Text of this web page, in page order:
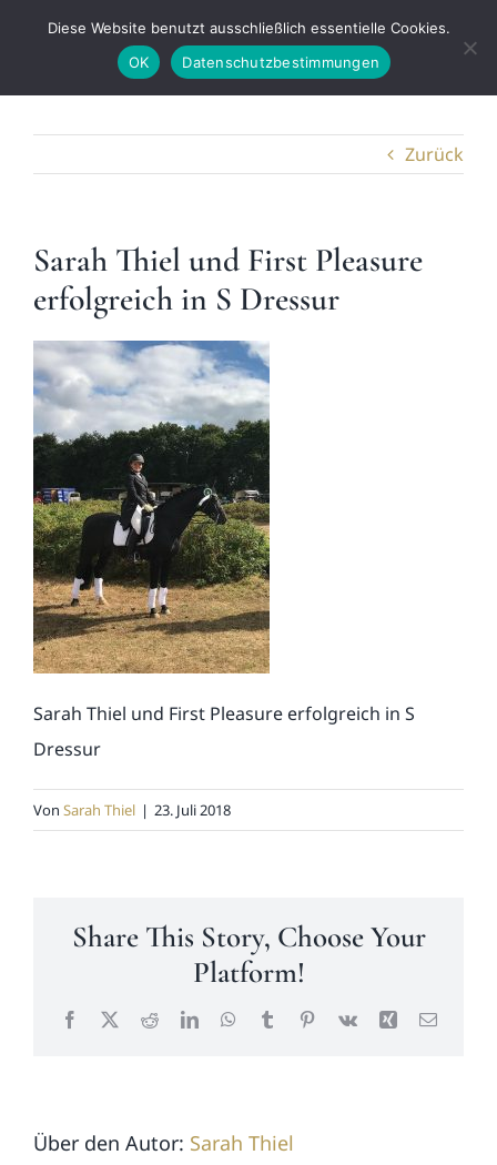
Hengstvorbereitung
Schau & SLP
Vermarktung
Aufzucht
News
Kontakt
Zurück
Sarah Thiel und First Pleasure
erfolgreich in S Dressur
Sarah Thiel und First Pleasure erfolgreich in S
Dressur
Von Sarah Thiel | 23. Juli 2018
Share This Story, Choose Your
Platform!
Facebook
X RedditLinkedInWhatsApp
TumblrPinterest
Vk Xing E-
Über den Autor: Sarah Thiel
Diese Website benutzt ausschließlich essentielle Cookies.
OK
Datenschutzbestimmungen